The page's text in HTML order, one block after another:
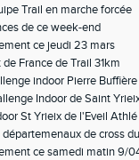
Trail en marche forcée
de ce week-end
ce jeudi 23 mars
France de Trail 31km
indoor Pierre Buffière
Indoor de Saint
St Yrieix de l'Eveil
départemenaux de cross
ce samedi matin 9/